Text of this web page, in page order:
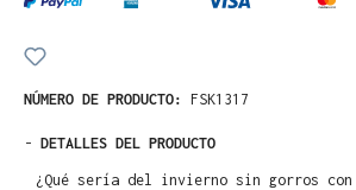
NÚMERO DE PRODUCTO: FSK1317
- DETALLES DEL PRODUCTO
¿Qué sería del invierno sin gorros